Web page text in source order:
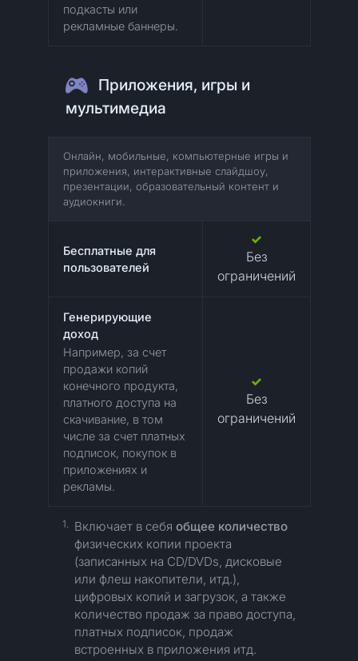
подкасты или
рекламные баннеры.
Приложения, игры и
мультимедиа
Онлайн, мобильные, компьютерные игры и
приложения, интерактивные слайдшоу,
презентации, образовательный контент и
аудиокниги.
Бесплатные для
пользователей
Без
ограничений
Генерирующие
доход
Например, за счет
продажи копий
конечного продукта,
платного доступа на
скачивание, в том
числе за счет платных
подписок, покупок в
приложениях и
рекламы.
Без
ограничений
1. Включает в себя общее количество
физических копии проекта
(записанных на CD/DVDs, дисковые
или флеш накопители, итд.),
цифровых копий и загрузок, а также
количество продаж за право доступа,
платных подписок, продаж
встроенных в приложения итд.